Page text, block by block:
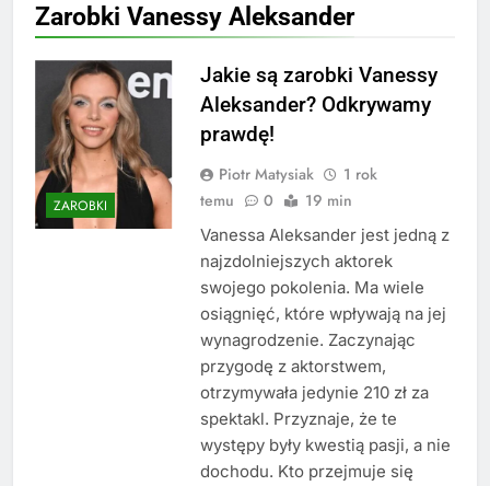
Zarobki Vanessy Aleksander
ZAROBKI
Jakie są zarobki Vanessy
Aleksander? Odkrywamy
prawdę!
Piotr Matysiak
1 rok
temu
0 19 min
Vanessa Aleksander jest jedną z
najzdolniejszych aktorek
swojego pokolenia. Ma wiele
osiągnięć, które wpływają na jej
wynagrodzenie. Zaczynając
przygodę z aktorstwem,
otrzymywała jedynie 210 zł za
spektakl. Przyznaje, że te
występy były kwestią pasji, a nie
dochodu. Kto przejmuje się